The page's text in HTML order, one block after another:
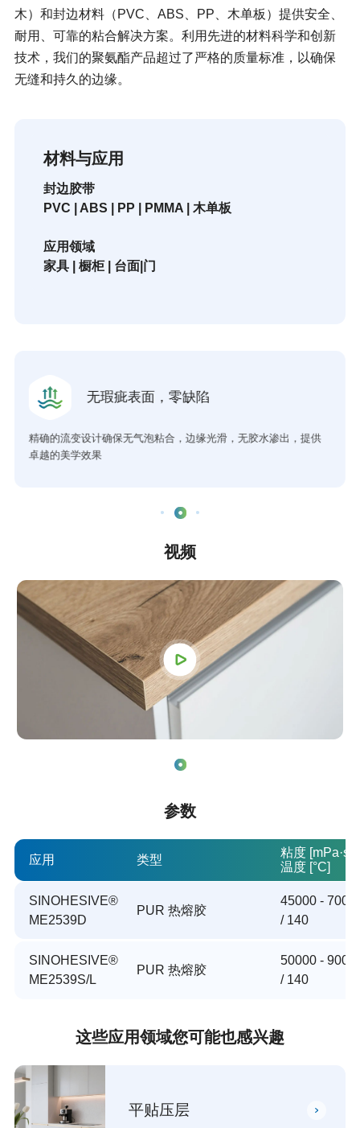
木）和封边材料（PVC、ABS、PP、木单板）提供安全、
耐用、可靠的粘合解决方案。利用先进的材料科学和创新
技术，我们的聚氨酯产品超过了严格的质量标准，以确保
无缝和持久的边缘。
材料与应用
封边胶带
PVC | ABS | PP | PMMA | 木单板
应用领域
家具 | 橱柜 | 台面|门
无瑕疵表面，零缺陷
精确的流变设计确保无气泡粘合，边缘光滑，无胶水渗出，提供
卓越的美学效果
视频
参数
应用 类型
粘度 [mPa·s] /
温度 [°C]
SINOHESIVE®
ME2539D
PUR 热熔胶
45000 -
/ 140
SINOHESIVE®
ME2539S/L
PUR 热熔胶
50000 -
/ 140
这些应用领域您可能也感兴趣
平贴压层